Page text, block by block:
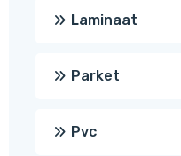
Laminaat
Parket
Pvc